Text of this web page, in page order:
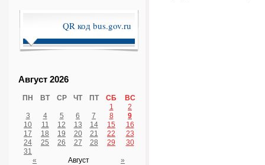
QR код bus.gov.ru
Август 2026
ПН ВТ СР ЧТ ПТ СБ
ВС
1
2
3
4 5 6 7 8
9
10
11 12 13 14 15
16
17
18 19 20 21 22
23
24
25 26 27 28 29
30
31
«
Август »